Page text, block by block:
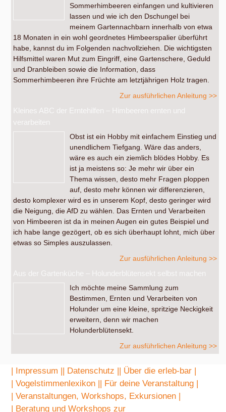
Sommerhimbeeren einfangen und kultivieren
lassen und wie ich den Dschungel bei
meinem Gartennachbarn innerhalb von etwa
18 Monaten in ein wohl geordnetes Himbeerspalier überführt
habe, kannst du im Folgenden nachvollziehen. Die wichtigsten
Hilfsmittel waren Mut zum Eingriff, eine Gartenschere, Geduld
und Dranbleiben sowie die Information, dass
Sommerhimbeeren ihre Früchte am letztjährigen Holz tragen.
Zur ausführlichen Anleitung >>
Kleines ABC der Erntehilfen – Himbeeren ernten und
verarbeiten
Obst ist ein Hobby mit einfachem Einstieg und
unendlichem Tiefgang. Wäre das anders,
wäre es auch ein ziemlich blödes Hobby. Es
ist ja meistens so: Je mehr wir über ein
Thema wissen, desto mehr Fragen ploppen
auf, desto mehr können wir differenzieren,
desto komplexer wird es in unserem Kopf, desto geringer wird
die Neigung, die AfD zu wählen. Das Ernten und Verarbeiten
von Himbeeren ist da in meinen Augen ein gutes Beispiel und
ich habe lange gezögert, ob es sich überhaupt lohnt, mich über
etwas so Simples auszulassen.
Zur ausführlichen Anleitung >>
Aus der Gartenküche – Holunderblütensekt selbst machen
Ich möchte meine Sammlung zum
Bestimmen, Ernten und Verarbeiten von
Holunder um eine kleine, spritzige Neckigkeit
erweitern, denn wir machen
Holunderblütensekt.
Zur ausführlichen Anleitung >>
| Impressum | | Datenschutz |
| Über die erleb-bar |
| Vogelstimmenlexikon |
| Für deine Veranstaltung |
| Veranstaltungen, Workshops, Exkursionen |
| Beratung und Workshops zur